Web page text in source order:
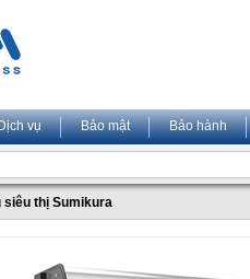
vụ Bảo mật Bảo hành
siêu thị Sumikura